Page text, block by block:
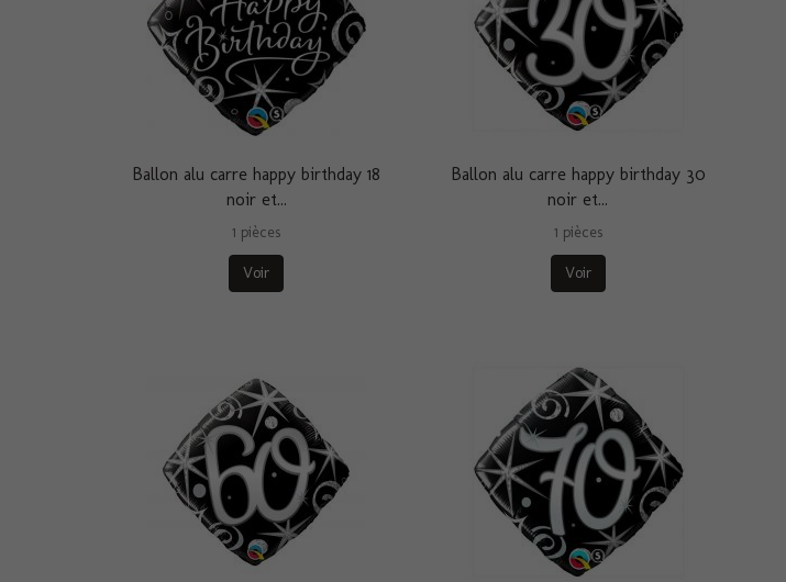
Ballon alu carre happy birthday 18
noir et...
1 pièces
Voir
Ballon alu carre happy birthday 30
noir et...
1 pièces
Voir